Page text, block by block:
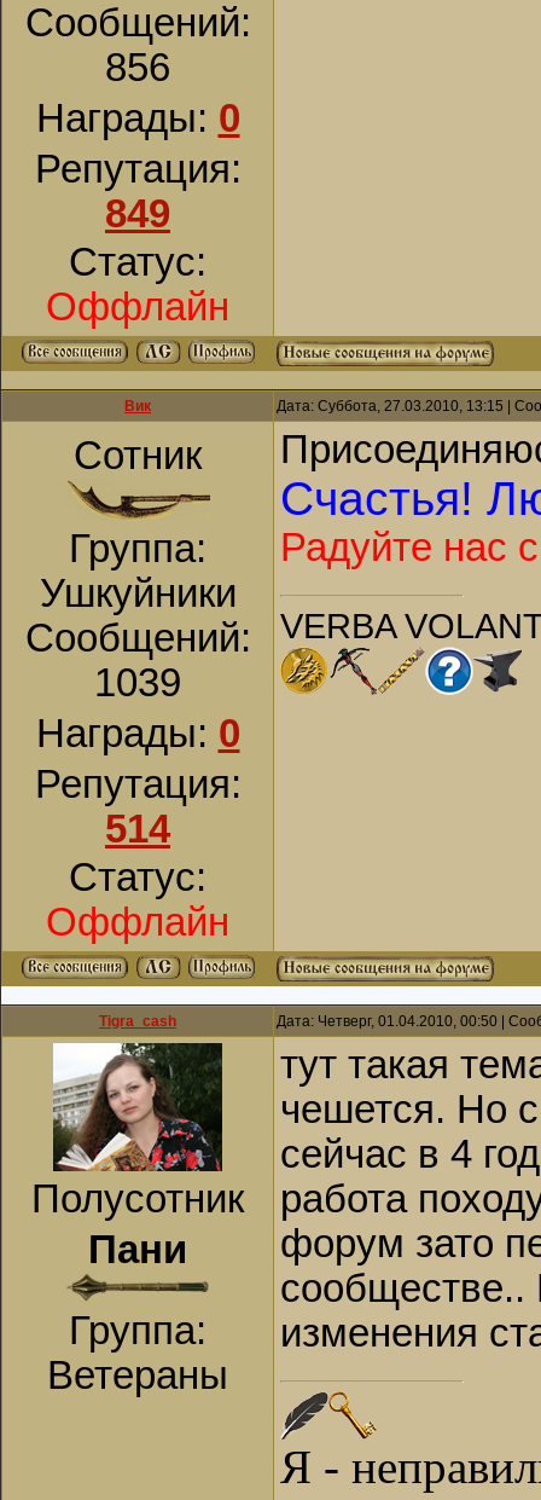
Сообщений:
856
Награды: 0
Репутация:
849
Статус:
Оффлайн
Вик Дата: Суббота, 27.03.2010, 13:15 |
Сотник
Группа:
Ушкуйники
Сообщений:
1039
Награды: 0
Репутация:
514
Статус:
Оффлайн
Счастья!
Радуйте нас
VERBA
Tigra_cash Дата: Четверг, 01.04.2010, 00:50 |
Полусотник
Пани
Группа:
Ветераны
тут такая
чешется. Но
сейчас в 4
работа
форум зато
сообществе..
изменения
Я -